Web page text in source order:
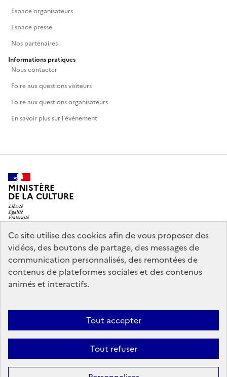
Ce site utilise des cookies afin de vous proposer des
vidéos, des boutons de partage, des messages de
communication personnalisés, des remontées de
contenus de plateformes sociales et des contenus
animés et interactifs.
Tout accepter
Tout refuser
Espace organisateurs
Espace presse
Nos partenaires
Informations pratiques
Nous contacter
Foire aux questions visiteurs
Foire aux questions organisateurs
En savoir plus sur l'événement
MINISTÈRE
DE LA CULTURE
legifrance.gouv.fr
info.gouv.fr
service-public.gouv.fr
data.gouv.fr
Mentions légales
conforme
Politique d’utilisation des témoins de connexion
Sauf mention contraire, tous les contenus de ce site sont sous